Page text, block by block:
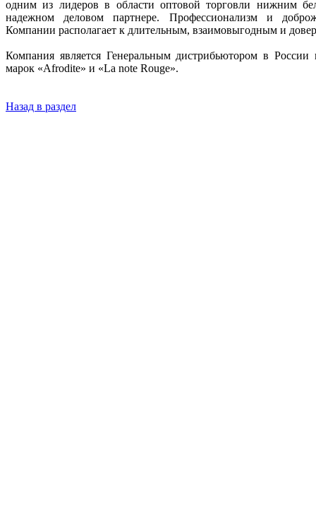
одним из лидеров в области оптовой торговли нижним
надежном деловом партнере. Профессионализм и
Компании располагает к длительным, взаимовыгодным и
Компания является Генеральным дистрибьютором в России
марок «Afrodite» и «La note Rouge».
Назад в раздел